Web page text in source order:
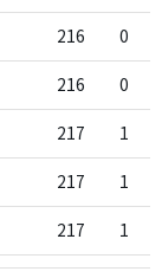
216 0
216 0
217 1
217 1
217 1